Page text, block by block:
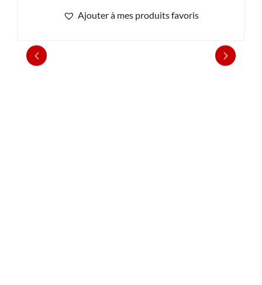
Ajouter à mes produits favoris